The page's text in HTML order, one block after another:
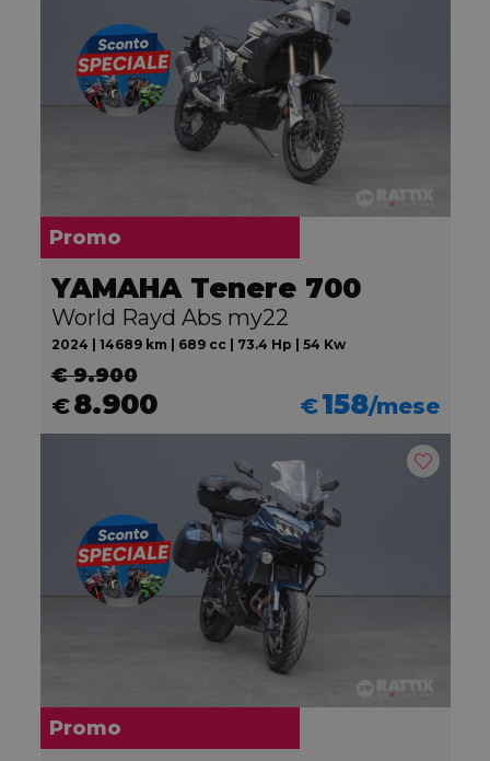
Promo
YAMAHA Tenere 700
World Rayd Abs my22
2024 | 14689 km | 689 cc | 73.4 Hp | 54 Kw
€ 9.900
€8.900 €158/mese
Promo